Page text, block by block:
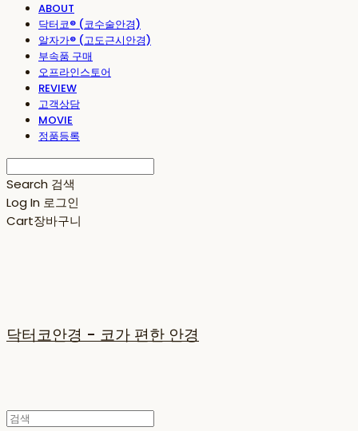
ABOUT
닥터코® (코수술안경)
알자가® (고도근시안경)
부속품 구매
오프라인스토어
REVIEW
고객상담
MOVIE
정품등록
Search 검색
Log In 로그인
Cart장바구니
닥터코안경 - 코가 편한 안경